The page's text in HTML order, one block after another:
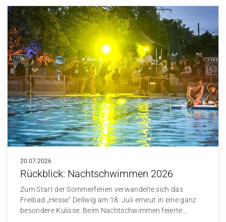
20.07.2026
Rückblick: Nachtschwimmen 2026
Zum Start der Sommerferien verwandelte sich das
Freibad „Hesse" Dellwig am 18. Juli erneut in eine ganz
besondere Kulisse: Beim Nachtschwimmen feierte…